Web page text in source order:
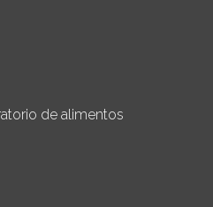
de alimentos